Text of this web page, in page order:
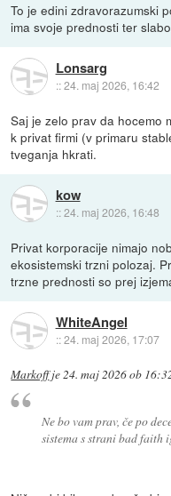
To je edini zdravorazumski
ima svoje prednosti ter
Lonsarg
::24. maj 2026, 16:42
Saj je zelo prav da hocemo
k privat firmi (v primaru
tveganja hkrati.
kow
::24. maj 2026, 16:48
Privat korporacije nimajo
ekosistemski trzni polozaj.
trzne prednosti so prej
WhiteAngel
::24. maj 2026, 17:07
Markoffje24. maj 2026 ob
Ne bo vam prav, če po
sistema s strani bad faith